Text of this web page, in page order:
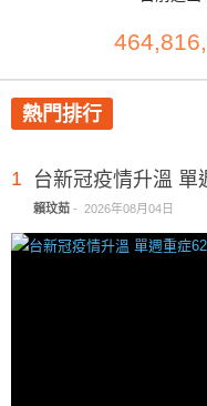
熱門排行
1 台新冠疫情升溫 單
賴玟茹 - 2026年08月04日